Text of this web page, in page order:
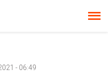
- 06:49